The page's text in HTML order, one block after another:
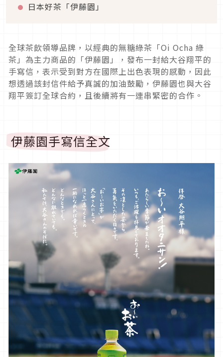
日本好茶「伊藤園」
全球茶飲領導品牌，以經典的無糖綠茶「Oi Ocha 綠
茶」為主力商品的「伊藤園」，發布一封給大谷翔平的
手寫信，表示受到對方在國際上出色表現的感動，因此
想透過該封信件給予真誠的加油鼓勵，伊藤園也與大谷
翔平簽訂全球合約，且後續將有一連串緊密的合作。
伊藤園手寫信全文